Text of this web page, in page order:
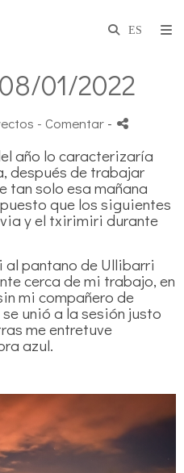
01/2022
- Comentar -
año lo caracterizaría
después de trabajar
tan solo esa mañana
que los siguientes
y el txirimiri durante
al pantano de Ullibarri
cerca de mi trabajo, en
mi compañero de
unió a la sesión justo
me entretuve
azul.